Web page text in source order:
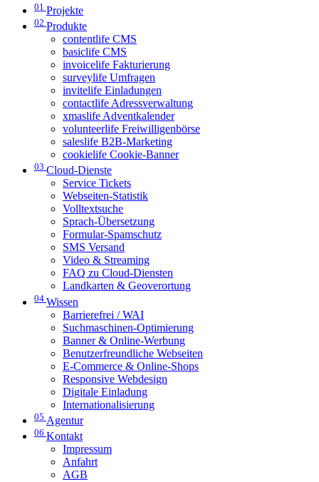
01 Projekte
02 Produkte
contentlife CMS
basiclife CMS
invoicelife Fakturierung
surveylife Umfragen
invitelife Einladungen
contactlife Adressverwaltung
xmaslife Adventkalender
volunteerlife Freiwilligenbörse
saleslife B2B-Marketing
cookielife Cookie-Banner
03 Cloud-Dienste
Service Tickets
Webseiten-Statistik
Volltextsuche
Sprach-Übersetzung
Formular-Spamschutz
SMS Versand
Video & Streaming
FAQ zu Cloud-Diensten
Landkarten & Geoverortung
04 Wissen
Barrierefrei / WAI
Suchmaschinen-Optimierung
Banner & Online-Werbung
Benutzerfreundliche Webseiten
E-Commerce & Online-Shops
Responsive Webdesign
Digitale Einladung
Internationalisierung
05 Agentur
06 Kontakt
Impressum
Anfahrt
AGB